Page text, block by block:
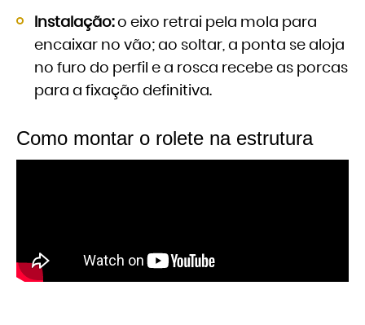
Instalação:o eixo retrai pela mola para
encaixar no vão; ao soltar, a ponta se aloja
no furo do perfil e a rosca recebe as porcas
para a fixação definitiva.
Como montar o rolete na estrutura